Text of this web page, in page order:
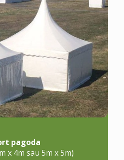
pagoda
x 4m sau 5m x 5m)